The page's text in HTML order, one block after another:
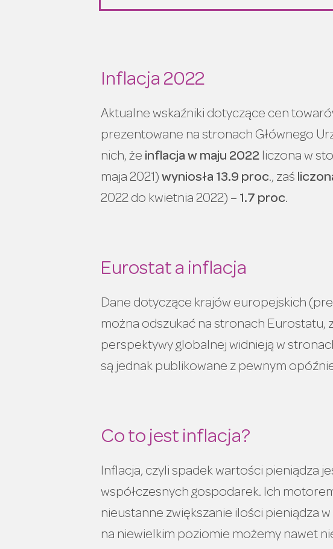
Jakie są skutki inflacji?
Inflacja 2022
Aktualne wskaźniki dotyczące cen
prezentowane na stronach Głównego
nich, że inflacja w maju 2022 liczona w
maja 2021) wyniosła 13.9 proc., zaś
2022 do kwietnia 2022) – 1.7 proc.
Eurostat a inflacja
Dane dotyczące krajów europejskich
można odszukać na stronach Eurostatu,
perspektywy globalnej widnieją w
są jednak publikowane z pewnym
Co to jest inflacja?
Inflacja, czyli spadek wartości pieniądza
współczesnych gospodarek. Ich
nieustanne zwiększanie ilości pieniądza
na niewielkim poziomie możemy nawet